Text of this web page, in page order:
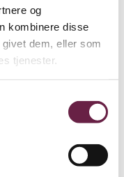
og
kombinere disse
dem, eller som
tjenester.